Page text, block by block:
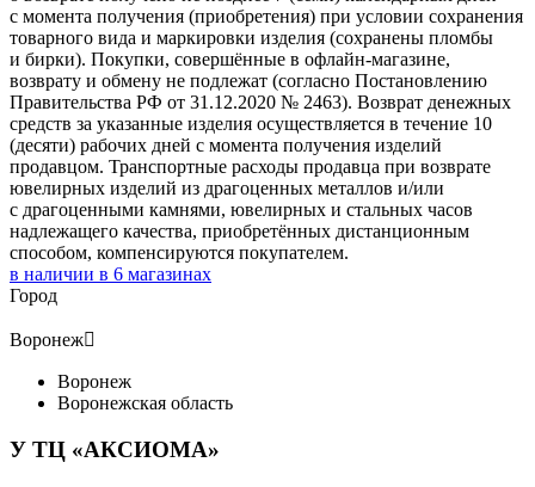
с момента получения (приобретения) при условии сохранения
товарного вида и маркировки изделия (сохранены пломбы
и бирки). Покупки, совершённые в офлайн-магазине,
возврату и обмену не подлежат (согласно Постановлению
Правительства РФ от 31.12.2020 № 2463). Возврат денежных
средств за указанные изделия осуществляется в течение 10
(десяти) рабочих дней с момента получения изделий
продавцом. Транспортные расходы продавца при возврате
ювелирных изделий из драгоценных металлов и/или
с драгоценными камнями, ювелирных и стальных часов
надлежащего качества, приобретённых дистанционным
способом, компенсируются покупателем.
в наличии в 6 магазинах
Город
Воронеж
Воронеж
Воронежская область
У ТЦ «АКСИОМА»